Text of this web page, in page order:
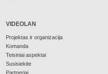
VIDEOLAN
Projektas ir organizacija
Komanda
Teisiniai aspektai
Susisiekite
Partneriai